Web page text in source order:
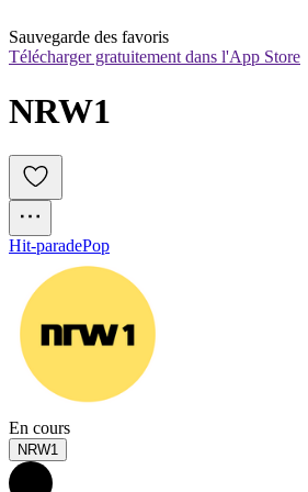
Sauvegarde des favoris
Télécharger gratuitement dans l'App Store
NRW1
Hit-paradePop
En cours
NRW1